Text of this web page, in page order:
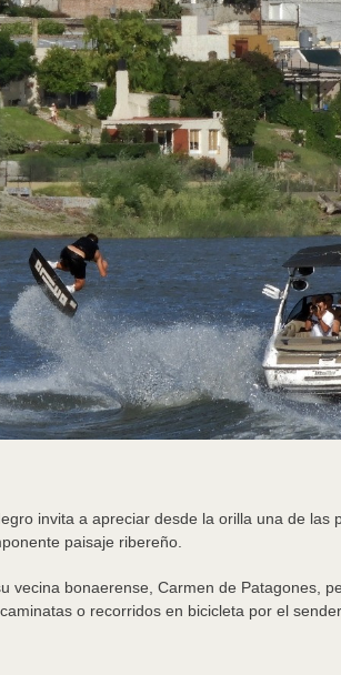
invita a apreciar desde la orilla una de las
paisaje ribereño.
bonaerense, Carmen de Patagones,
o recorridos en bicicleta por el